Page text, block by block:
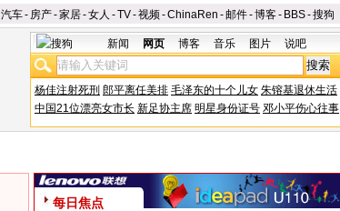
汽车- 房产-家居-女人 -TV-视频-ChinaRen -邮件-博客- BBS-搜狗
新闻 网页 博客 音乐 图片 说吧
杨佳注射死刑 郎平离任美排 毛泽东的十个儿女 朱镕基退休生活
中国21位漂亮女市长 新足协主席 明星身份证号 邓小平伤心往事
每日焦点